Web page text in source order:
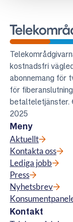
kostnadsfri
abonnemang för
för
betalteletjänster.
2025
Meny
Aktuellt
Kontakta oss
Lediga jobb
Press
Nyhetsbrev
Kontakt